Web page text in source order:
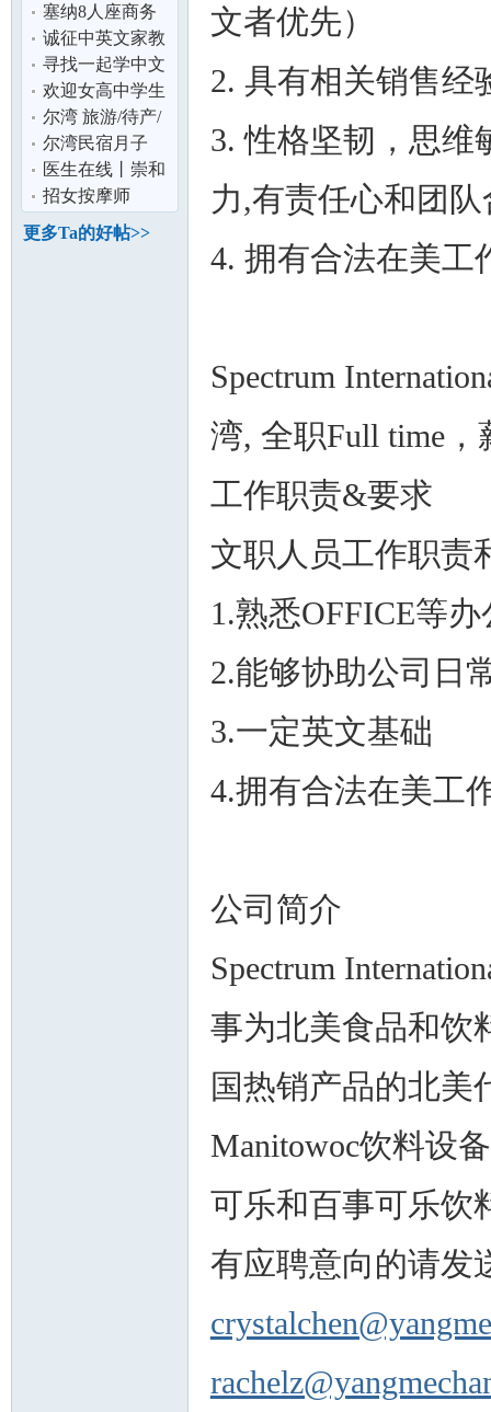
塞纳8人座商务
车出租,赴美生子
DIY最适合
诚征中英文家教
ARCADIA 亚凯
迪亚
寻找一起学中文
的小伙伴
欢迎女高中学生
寄宿 美国尔湾顶
级学区全职
尔湾 旅游/待产/
商务 首选 高档社
区 2房2卫
尔湾民宿月子
949-212-3705 免
费专车接送 看
医生在线丨崇和
平医生这个华裔
医生值得你考
招女按摩师
更多Ta的好帖>>
文者优先）
2. 具有相关销售经
3. 性格坚韧，思维
力,有责任心和团
4. 拥有合法在美
Spectrum
湾, 全职Full time
工作职责&要求
文职人员工作职
1.熟悉OFFICE等
2.能够协助公司日
3.一定英文基础
4.拥有合法在美工
公司简介
Spectrum
事为北美食品和饮
国热销产品的北美
Manitowoc饮料设
可乐和百事可乐
有应聘意向的请发